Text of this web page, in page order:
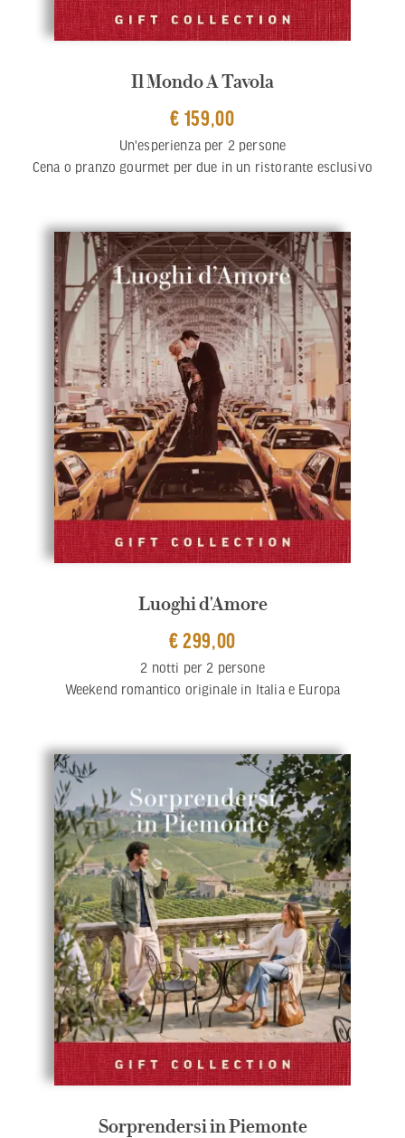
Il Mondo A Tavola
€ 159,00
Un'esperienza per 2 persone
Cena o pranzo gourmet per due in un ristorante esclusivo
Luoghi d'Amore
€ 299,00
2 notti per 2 persone
Weekend romantico originale in Italia e Europa
Sorprendersi in Piemonte